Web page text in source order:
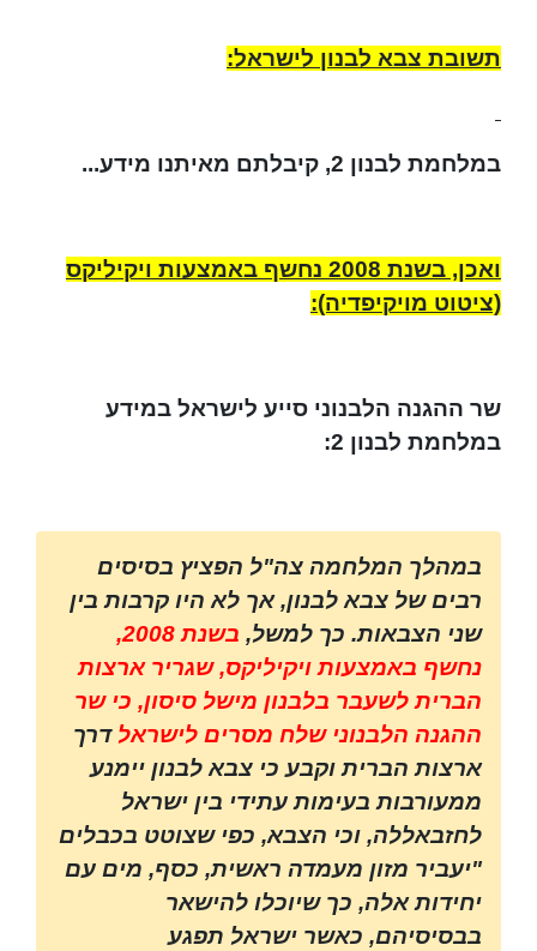
תשובת צבא לבנון לישראל:
במלחמת לבנון 2, קיבלתם מאיתנו מידע...
ואכן, בשנת 2008 נחשף באמצעות ויקיליקס
(ציטוט מויקיפדיה):
שר ההגנה הלבנוני סייע לישראל במידע
במלחמת לבנון 2:
במהלך המלחמה צה"ל הפציץ בסיסים
רבים של צבא לבנון, אך לא היו קרבות בין
שני הצבאות. כך למשל,
בשנת 2008,
נחשף באמצעות ויקיליקס, שגריר ארצות
הברית לשעבר בלבנון מישל סיסון, כי שר
ההגנה הלבנוני שלח מסרים לישראל דרך
ארצות הברית וקבע כי צבא לבנון יימנע
ממעורבות בעימות עתידי בין ישראל
לחזבאללה, וכי הצבא, כפי שצוטט בכבלים
"יעביר מזון מעמדה ראשית, כסף, מים עם
יחידות אלה, כך שיוכלו להישאר
בבסיסיהם, כאשר ישראל תפגע